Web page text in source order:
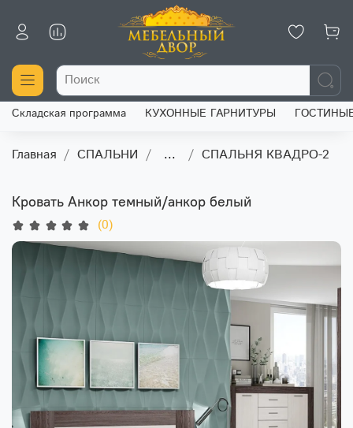
Складская программа КУХОННЫЕ ГАРНИТУРЫ
Главная СПАЛЬНИ ... СПАЛЬНЯ КВАДРО-2
Кровать Анкор темный/анкор белый
(0)